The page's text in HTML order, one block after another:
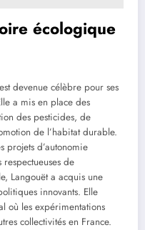
écologique
devenue célèbre pour ses
a mis en place des
des pesticides, de
de l’habitat durable.
projets d’autonomie
de
Langouët a acquis une
innovants. Elle
où les expérimentations
collectivités en France.